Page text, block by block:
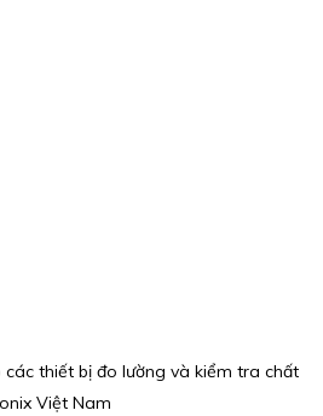
các thiết bị đo lường và kiểm tra chất
Việt Nam